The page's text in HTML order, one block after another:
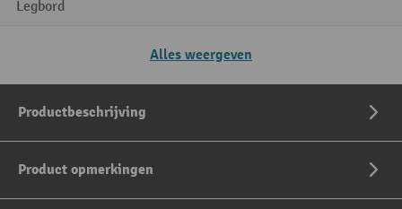
Legbord
Alles weergeven
Productbeschrijving
Product opmerkingen